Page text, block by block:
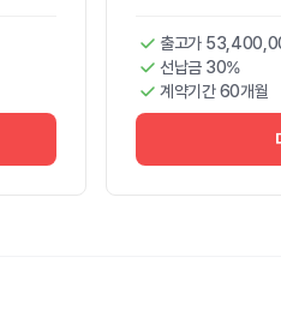
출고가
선납금 30%
계약기간 60개월